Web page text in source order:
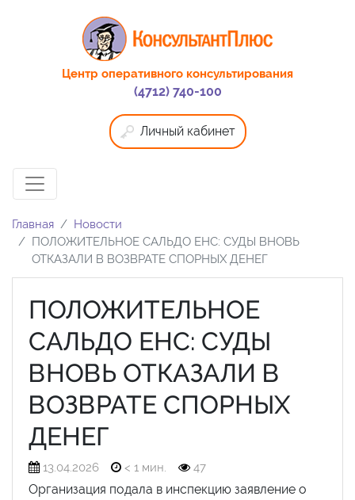
Центр оперативного консультирования
(4712) 740-100
Личный кабинет
Главная
Новости
ПОЛОЖИТЕЛЬНОЕ САЛЬДО ЕНС: СУДЫ ВНОВЬ
ОТКАЗАЛИ В ВОЗВРАТЕ СПОРНЫХ ДЕНЕГ
ПОЛОЖИТЕЛЬНОЕ
САЛЬДО ЕНС: СУДЫ
ВНОВЬ ОТКАЗАЛИ В
ВОЗВРАТЕ СПОРНЫХ
ДЕНЕГ
13.04.2026 < 1 мин. 47
Организация подала в инспекцию заявление о